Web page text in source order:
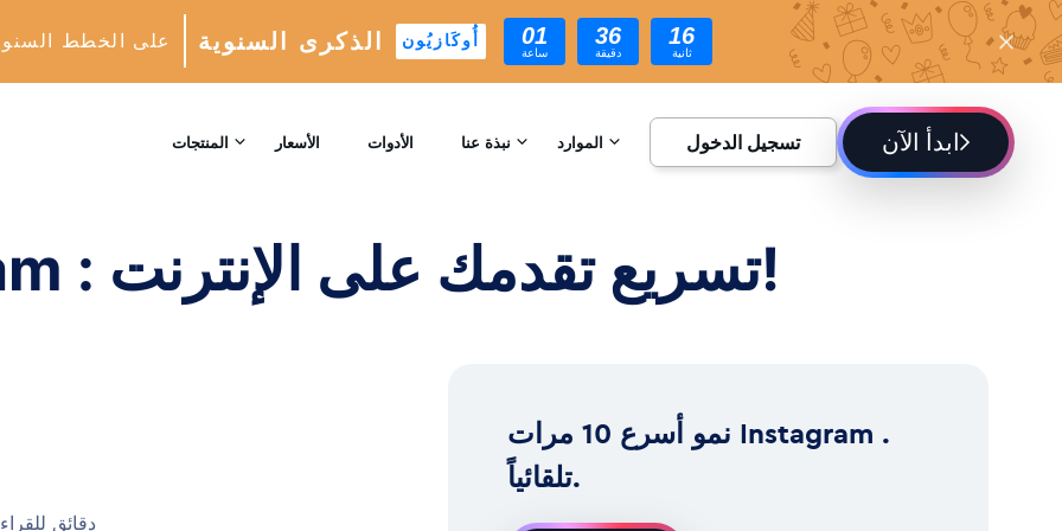
على الخطط الذكرى السنوية أُوكَازيُون 01
ساعة
36
دقيقة
14
ثانية
المنتجات
محرك النمو التلقائي المدعوم بالذكاء الاصطناعي
الأسعار الأدوات نبذة عنا
المراجعات
الموارد
المدونة
تسجيل الدخول ابدأ الآن
أتمتة نمو Instagram : تسريع تقدمك على الإنترنت!
9 دقائق
نمو أسرع 10 مرات Instagram .
تلقائياً.